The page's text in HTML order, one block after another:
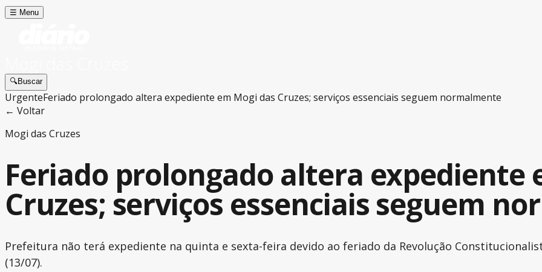
☰ Menu
🔍Buscar
UrgenteFeriado prolongado altera expediente em Mogi das Cruzes; serviços essenciais seguem normalmente
← Voltar
Mogi das Cruzes
Feriado prolongado altera expediente
Cruzes; serviços essenciais seguem
Prefeitura não terá expediente na quinta e sexta-feira devido ao feriado da Revolução
(13/07).